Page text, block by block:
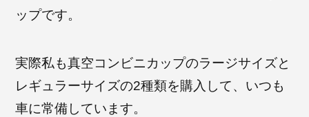
ップです。
実際私も真空コンビニカップのラージサイズと
レギュラーサイズの2種類を購入して、いつも
車に常備しています。